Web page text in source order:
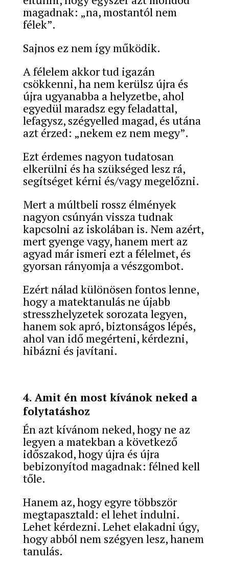
magadnak: „na, mostantól nem
félek”.
Sajnos ez nem így működik.
A félelem akkor tud igazán
csökkenni, ha nem kerülsz újra és
újra ugyanabba a helyzetbe, ahol
egyedül maradsz egy feladattal,
lefagysz, szégyelled magad, és utána
azt érzed: „nekem ez nem megy”.
Ezt érdemes nagyon tudatosan
elkerülni és ha szükséged lesz rá,
segítséget kérni és/vagy megelőzni.
Mert a múltbeli rossz élmények
nagyon csúnyán vissza tudnak
kapcsolni az iskolában is. Nem azért,
mert gyenge vagy, hanem mert az
agyad már ismeri ezt a félelmet, és
gyorsan rányomja a vészgombot.
Ezért nálad különösen fontos lenne,
hogy a matektanulás ne újabb
stresszhelyzetek sorozata legyen,
hanem sok apró, biztonságos lépés,
ahol van idő megérteni, kérdezni,
hibázni és javítani.
4. Amit én most kívánok neked a
folytatáshoz
Én azt kívánom neked, hogy ne az
legyen a matekban a következő
időszakod, hogy újra és újra
bebizonyítod magadnak: félned kell
tőle.
Hanem az, hogy egyre többször
megtapasztald: el lehet indulni.
Lehet kérdezni. Lehet elakadni úgy,
hogy abból nem szégyen lesz, hanem
tanulás.